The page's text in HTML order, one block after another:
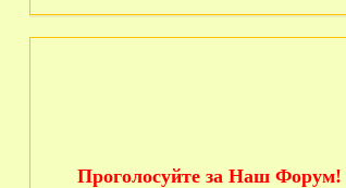
Проголосуйте за Наш Форум!